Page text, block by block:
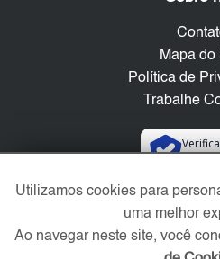
Mapa do
Política de
Trabalhe
Redes
Utilizamos cookies para
uma melhor
Ao navegar neste site, você